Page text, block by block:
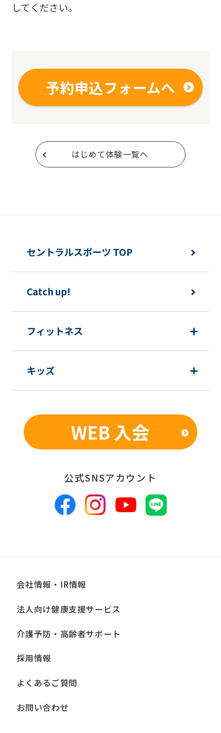
してください。
予約申込フォームへ
はじめて体験一覧へ
セントラルスポーツ TOP
Catch up!
フィットネス
キッズ
WEB 入会
公式SNSアカウント
会社情報・IR情報
法人向け健康支援サービス
介護予防・高齢者サポート
採用情報
よくあるご質問
お問い合わせ